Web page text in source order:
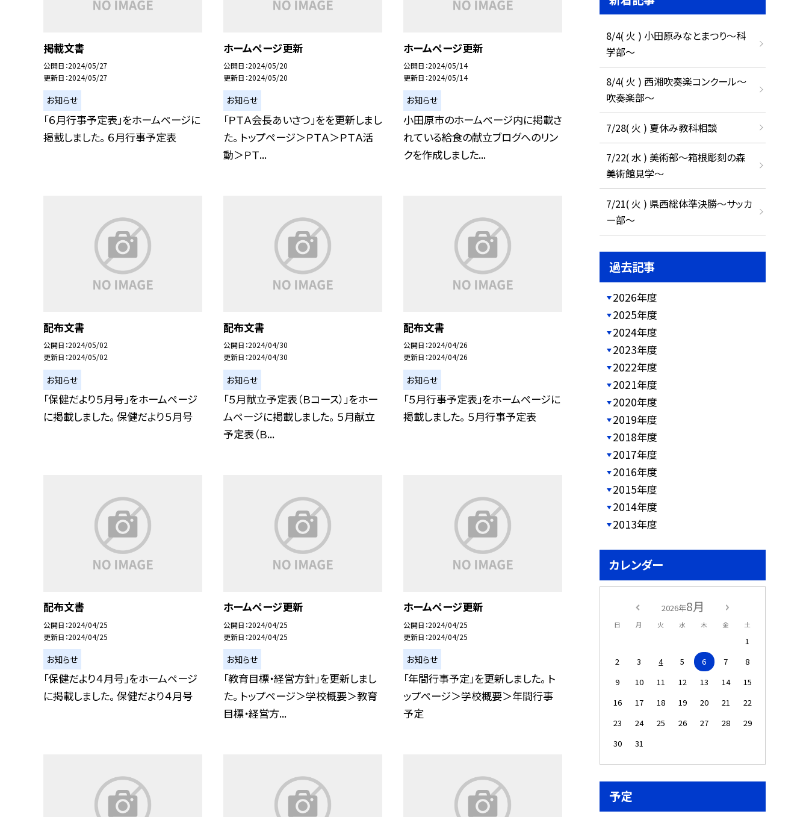
掲載文書
公開日 2024/05/27
更新日 2024/05/27
お知らせ
「６月行事予定表」をホームページに
掲載しました。 ６月行事予定表
ホームページ更新
公開日 2024/05/20
更新日 2024/05/20
お知らせ
「ＰＴＡ会長あいさつ」をを更新しまし
た。 トップページ＞ＰＴＡ＞ＰＴＡ活
動＞ＰＴ...
ホームページ更新
公開日 2024/05/14
更新日 2024/05/14
お知らせ
小田原市のホームページ内に掲載さ
れている給食の献立ブログへのリン
クを作成しました...
配布文書
公開日 2024/05/02
更新日 2024/05/02
お知らせ
「保健だより５月号」をホームページ
に掲載しました。 保健だより５月号
配布文書
公開日 2024/04/30
更新日 2024/04/30
お知らせ
「５月献立予定表（Ｂコース）」をホー
ムページに掲載しました。 ５月献立
予定表（Ｂ...
配布文書
公開日 2024/04/26
更新日 2024/04/26
お知らせ
「５月行事予定表」をホームページに
掲載しました。 ５月行事予定表
配布文書
公開日 2024/04/25
更新日 2024/04/25
お知らせ
「保健だより４月号」をホームページ
に掲載しました。 保健だより４月号
ホームページ更新
公開日 2024/04/25
更新日 2024/04/25
お知らせ
「教育目標・経営方針」を更新しまし
た。 トップページ＞学校概要＞教育
目標・経営方...
ホームページ更新
公開日 2024/04/25
更新日 2024/04/25
お知らせ
「年間行事予定」を更新しました。 ト
ップページ＞学校概要＞年間行事
予定
8/4( 火 ) 小田原みなとまつり～科
学部～
8/4( 火 ) 西湘吹奏楽コンクール～
吹奏楽部～
7/28( 火 ) 夏休み教科相談
7/22( 水 ) 美術部～箱根彫刻の森
美術館見学～
7/21( 火 ) 県西総体準決勝～サッカ
ー部～
過去記事
2026年度
2025年度
2024年度
2023年度
2022年度
2021年度
2020年度
2019年度
2018年度
2017年度
2016年度
2015年度
2014年度
2013年度
カレンダー
2026年8月
日 月 火 水 木 金 土
1
2
3 4 5 6 7
8
9
10 11 12 13 14
15
16
17 18 19 20 21
22
23
24 25 26 27 28
29
30
31
予定